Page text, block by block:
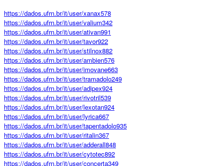
https://dados.ufrn.br/it/user/xanax578
https://dados.ufrn.br/it/user/valium342
https://dados.ufrn.br/it/user/ativan991
https://dados.ufrn.br/it/user/tavor922
https://dados.ufrn.br/it/user/stilnox882
https://dados.ufrn.br/it/user/ambien576
https://dados.ufrn.br/it/user/imovane663
https://dados.ufrn.br/it/user/tramadolo249
https://dados.ufrn.br/it/user/adipex924
https://dados.ufrn.br/it/user/rivotril539
https://dados.ufrn.br/it/user/lexotan924
https://dados.ufrn.br/it/user/lyrica667
https://dados.ufrn.br/it/user/tapentadolo935
https://dados.ufrn.br/it/user/ritalin367
https://dados.ufrn.br/it/user/adderall848
https://dados.ufrn.br/it/user/cytotec892
https://dados.ufrn.br/it/user/concerta349